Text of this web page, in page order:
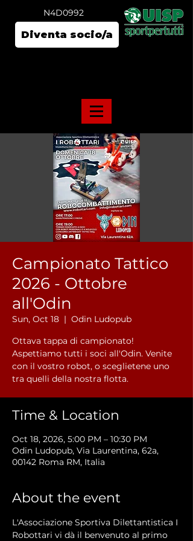
N4D0992
Diventa socio/a
Campionato Tattico
2026 - Ottobre
all'Odin
Sun, Oct 18
  |
Odin Ludopub
Ottava tappa di campionato!
Aspettiamo tutti i soci all'Odin. Venite
con il vostro robot, o sceglietene uno
tra quelli della nostra flotta.
Time & Location
Oct 18, 2026, 5:00 PM – 10:30 PM
Odin Ludopub, Via Laurentina, 62a,
00142 Roma RM, Italia
About the event
L'Associazione Sportiva Dilettantistica I
Robottari vi dà il benvenuto al primo